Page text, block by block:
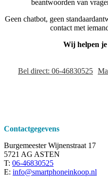
beantwoorden van
Geen chatbot, geen
contact met
Wij helpen
Bel direct: 06-46830525
Contactgegevens
Burgemeester Wijnenstraat 17
5721 AG ASTEN
T: 06-46830525
E: info@smartphoneinkoop.nl